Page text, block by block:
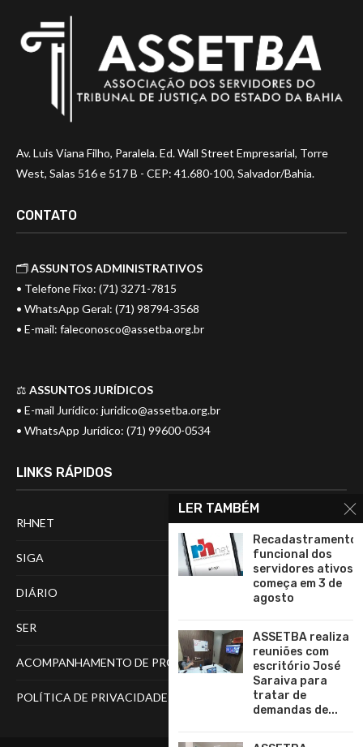
Av. Luis Viana Filho, Paralela. Ed. Wall Street Empresarial, Torre
West, Salas 516 e 517 B - CEP: 41.680-100, Salvador/Bahia.
CONTATO
🗂️ASSUNTOS ADMINISTRATIVOS
• Telefone Fixo: (71) 3271-7815
• WhatsApp Geral: (71) 98794-3568
• E-mail: faleconosco@assetba.org.br
⚖️ ASSUNTOS JURÍDICOS
• E-mail Jurídico: juridico@assetba.org.br
• WhatsApp Jurídico: (71) 99600-0534
LINKS RÁPIDOS
RHNET
SIGA
DIÁRIO
SER
ACOMPANHAMENTO DE PROCESSOS
POLÍTICA DE PRIVACIDADE
LER TAMBÉM
Recadastramento
funcional dos
servidores ativos
começa em 3 de
agosto
ASSETBA realiza
reuniões com
escritório José
Saraiva para
tratar de
demandas de...